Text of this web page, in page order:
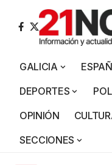
GALICIA
DEPORTES
OPINIÓN
SECCIONES